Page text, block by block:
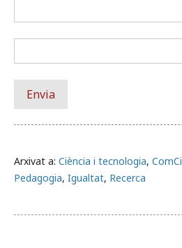
Arxivat a: Ciència i tecnologia,
Pedagogia, Igualtat, Recerca